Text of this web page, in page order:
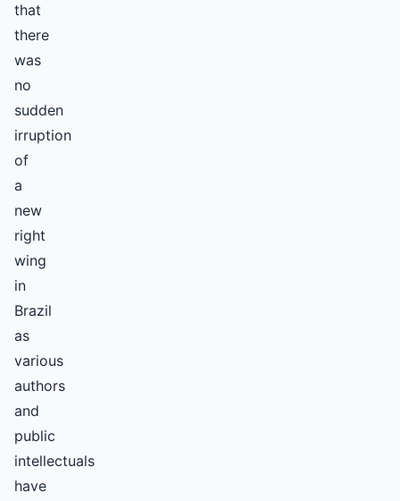
that
there
was
no
sudden
irruption
of
a
new
right
wing
in
Brazil
as
various
authors
and
public
intellectuals
have